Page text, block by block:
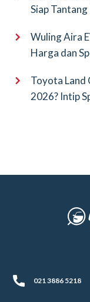
Siap
Wuling Aira
Harga dan
Toyota Land
2026? Intip
021 3886 5218